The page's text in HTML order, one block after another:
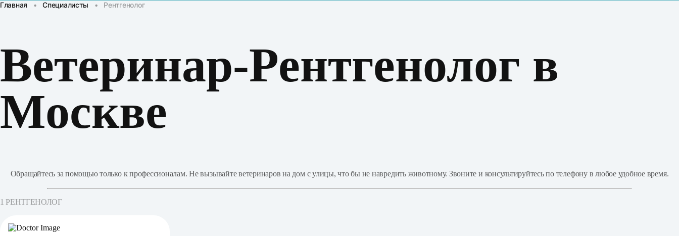
Главная • Специалисты • Рентгенолог
Ветеринар-Рентгенолог в
Москве
Обращайтесь за помощью только к профессионалам. Не вызывайте ветеринаров на дом с улицы, что бы не навредить животному. Звоните и консультируйтесь по телефону в любое удобное время.
1 РЕНТГЕНОЛОГ